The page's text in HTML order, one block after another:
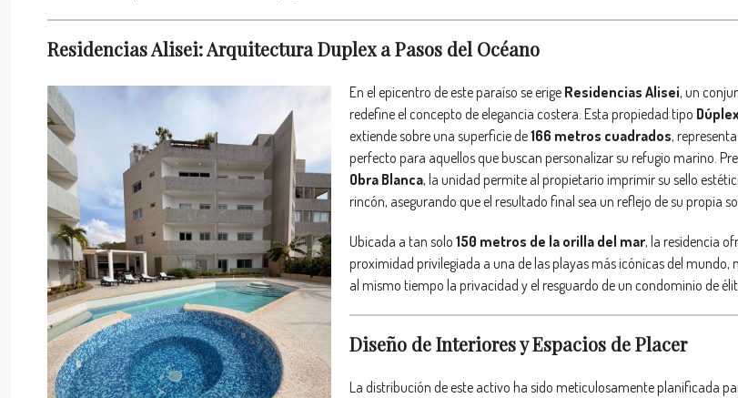
Residencias Alisei: Arquitectura Duplex a Pasos del Océano
En el epicentro de este paraíso se erige Residencias Alisei, un
redefine el concepto de elegancia costera. Esta propiedad tipo Dúplex
extiende sobre una superficie de166 metros cuadrados,
perfecto para aquellos que buscan personalizar su refugio marino.
Obra Blanca, la unidad permite al propietario imprimir su sello
rincón, asegurando que el resultado final sea un reflejo de su propia
Ubicada a tan solo 150 metros de la orilla del mar, la residencia
proximidad privilegiada a una de las playas más icónicas del mundo,
al mismo tiempo la privacidad y el resguardo de un condominio de
Diseño de Interiores y Espacios de Placer
La distribución de este activo ha sido meticulosamente planificada